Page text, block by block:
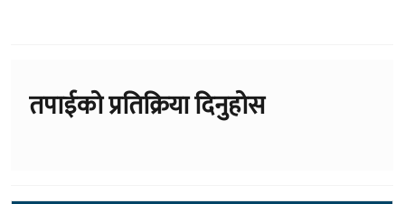
तपाईको प्रतिक्रिया दिनुहोस